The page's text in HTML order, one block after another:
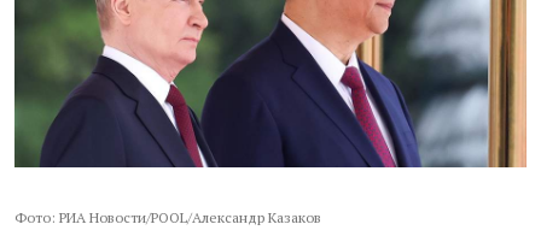
Фото: РИА Новости/POOL/Александр Казаков